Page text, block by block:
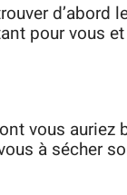
d’abord
pour vous
vous auriez
à sécher